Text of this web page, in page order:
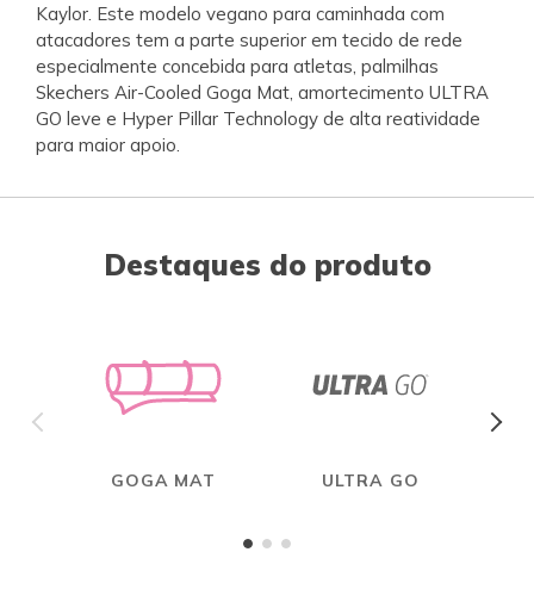
Kaylor. Este modelo vegano para caminhada com
atacadores tem a parte superior em tecido de rede
especialmente concebida para atletas, palmilhas
Skechers Air-Cooled Goga Mat, amortecimento ULTRA
GO leve e Hyper Pillar Technology de alta reatividade
para maior apoio.
Destaques do produto
GOGA MAT
ULTRA GO